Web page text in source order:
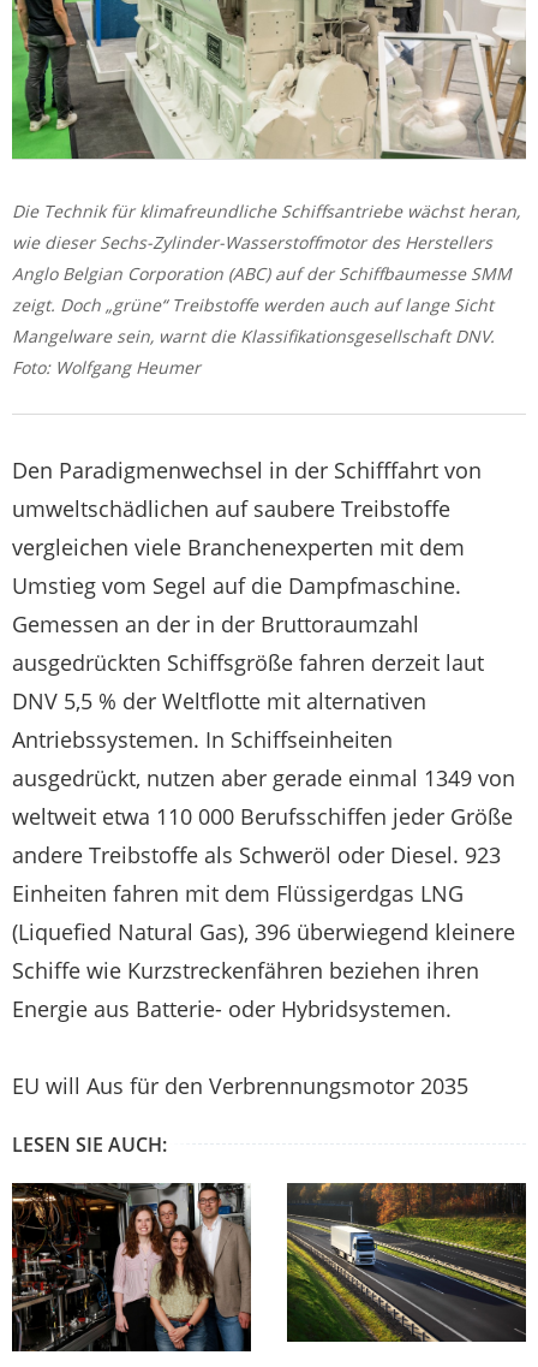
Die Technik für klimafreundliche Schiffsantriebe wächst heran,
wie dieser Sechs-Zylinder-Wasserstoffmotor des Herstellers
Anglo Belgian Corporation (ABC) auf der Schiffbaumesse SMM
zeigt. Doch „grüne“ Treibstoffe werden auch auf lange Sicht
Mangelware sein, warnt die Klassifikationsgesellschaft DNV.
Foto: Wolfgang Heumer
Den Paradigmenwechsel in der Schifffahrt von
umweltschädlichen auf saubere Treibstoffe
vergleichen viele Branchenexperten mit dem
Umstieg vom Segel auf die Dampfmaschine.
Gemessen an der in der Bruttoraumzahl
ausgedrückten Schiffsgröße fahren derzeit laut
DNV 5,5 % der Weltflotte mit alternativen
Antriebssystemen. In Schiffseinheiten
ausgedrückt, nutzen aber gerade einmal 1349 von
weltweit etwa 110 000 Berufsschiffen jeder Größe
andere Treibstoffe als Schweröl oder Diesel. 923
Einheiten fahren mit dem Flüssigerdgas LNG
(Liquefied Natural Gas), 396 überwiegend kleinere
Schiffe wie Kurzstreckenfähren beziehen ihren
Energie aus Batterie- oder Hybridsystemen.
EU will Aus für den Verbrennungsmotor 2035
LESEN SIE AUCH: